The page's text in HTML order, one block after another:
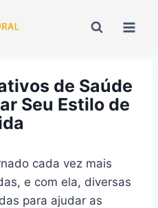
de Saúde
Seu Estilo de
cada vez mais
e com ela, diversas
para ajudar as